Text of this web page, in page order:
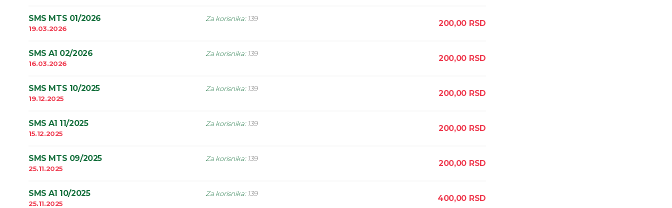
SMS MTS 01/2026
19.03.2026
Za korisnika: 139 200,00 RSD
SMS A1 02/2026
16.03.2026
Za korisnika: 139 200,00 RSD
SMS MTS 10/2025
19.12.2025
Za korisnika: 139 200,00 RSD
SMS A1 11/2025
15.12.2025
Za korisnika: 139 200,00 RSD
SMS MTS 09/2025
25.11.2025
Za korisnika: 139 200,00 RSD
SMS A1 10/2025
25.11.2025
Za korisnika: 139 400,00 RSD